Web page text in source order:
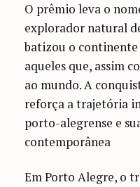
O prêmio leva o
explorador natural
batizou o
aqueles que, assim
ao mundo. A
reforça a trajetória
porto-alegrense e
contemporânea
Em Porto Alegre, o